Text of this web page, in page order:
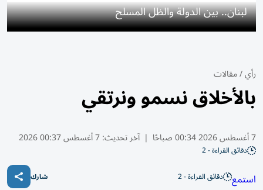
لبنان.. بين الدولة والظل المسلح
رأي/مقالات
بالأخلاق نسمو ونرتقي
7 أغسطس 2026 00:34 صباحًا | آخر تحديث:7 أغسطس 00:37 2026
دقائق القراءة - 2
استمع دقائق القراءة - 2 شارك